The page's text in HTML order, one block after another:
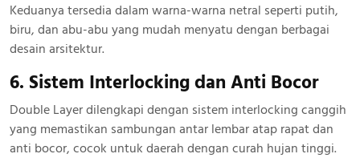
Keduanya tersedia dalam warna-warna netral seperti putih,
biru, dan abu-abu yang mudah menyatu dengan berbagai
desain arsitektur.
6. Sistem Interlocking dan Anti Bocor
Double Layer dilengkapi dengan sistem interlocking canggih
yang memastikan sambungan antar lembar atap rapat dan
anti bocor, cocok untuk daerah dengan curah hujan tinggi.